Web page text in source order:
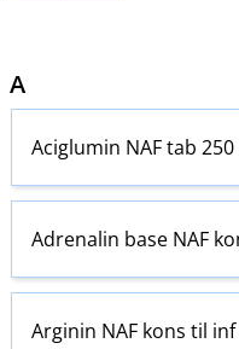
A
Aciglumin NAF tab
Adrenalin base NAF
Arginin NAF kons til